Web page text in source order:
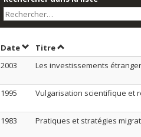
DateTrier par date en ordre
TitreTrier par titre en
2003
Les investissements
1995
Vulgarisation scientifique et
1983
Pratiques et stratégies